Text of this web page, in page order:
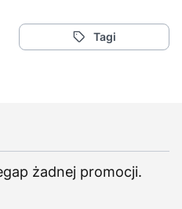
Tagi
żadnej promocji.